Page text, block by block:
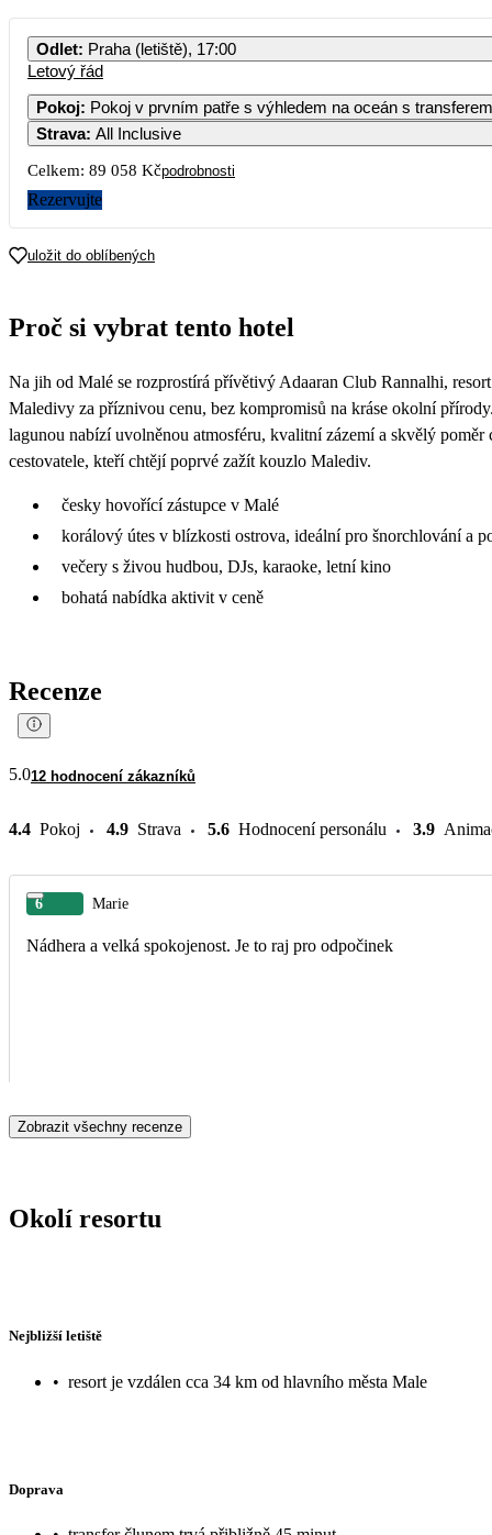
PO ÚT ST ČT
59 509 39 329
47 669
Odlet: Praha (letiště), 17:00
Letový řád
Pokoj:
Pokoj v prvním patře s výhledem na oceán s
Strava: All Inclusive
Celkem: 89 058 Kčpodrobnosti
Rezervujte
uložit do oblíbených
Proč si vybrat tento hotel
Na jih od Malé se rozprostírá přívětivý Adaaran Club Rannalhi,
Maledivy za příznivou cenu, bez kompromisů na kráse okolní
lagunou nabízí uvolněnou atmosféru, kvalitní zázemí a skvělý poměr
cestovatele, kteří chtějí poprvé zažít kouzlo Malediv.
česky hovořící zástupce v Malé
korálový útes v blízkosti ostrova, ideální pro šnorchlování a
večery s živou hudbou, DJs, karaoke, letní kino
bohatá nabídka aktivit v ceně
Recenze
5.012 hodnocení zákazníků
4.4 Pokoj 4.9 Strava 5.6 Hodnocení personálu 3.9
6 Marie
Nádhera a velká spokojenost. Je to raj pro odpočinek
Zobrazit všechny recenze
Okolí resortu
Nejbližší letiště
• resort je vzdálen cca 34 km od hlavního města Male
Doprava